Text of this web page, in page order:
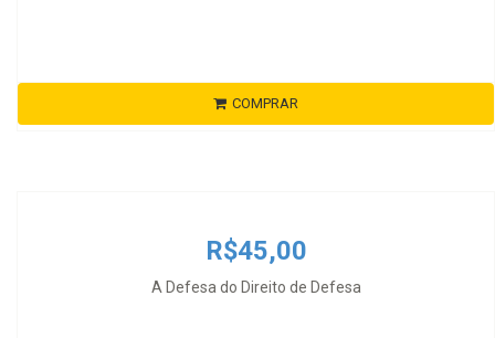
COMPRAR
R$45,00
A Defesa do Direito de Defesa